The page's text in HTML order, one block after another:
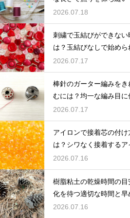
る方法
2026.07.18
刺繍で玉結びができない
は？玉結びなしで始めら
や練習法
2026.07.17
棒針のガーター編みをき
むには？均一な編み目に
コツ
2026.07.17
アイロンで接着芯の付け
は？シワなく接着するア
けのポイント
2026.07.16
樹脂粘土の乾燥時間の目
化を待つ適切な時間と早
2026.07.16